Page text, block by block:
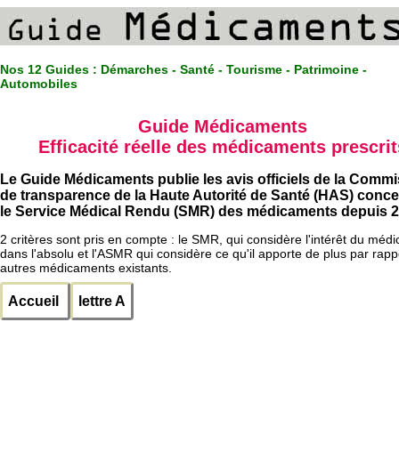
Nos 12 Guides : Démarches - Santé - Tourisme - Patrimoine -
Automobiles
Guide Médicaments
Efficacité réelle des médicaments
Le Guide Médicaments publie les avis officiels de la
de transparence de la Haute Autorité de Santé (HAS)
le Service Médical Rendu (SMR) des médicaments depuis
2 critères sont pris en compte : le SMR, qui considère l'intérêt du
dans l'absolu et l'ASMR qui considère ce qu'il apporte de plus par
autres médicaments existants.
Accueil lettre A